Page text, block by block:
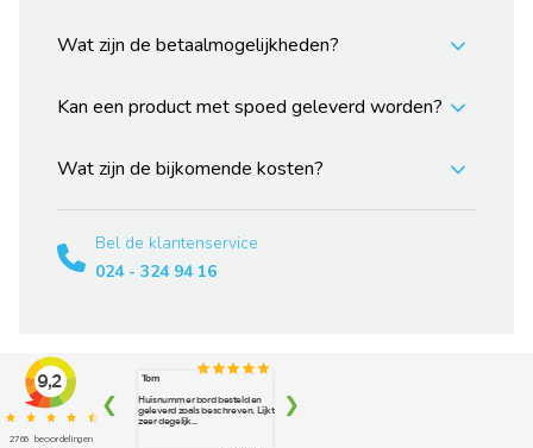
Wat zijn de betaalmogelijkheden?
Kan een product met spoed geleverd worden?
Wat zijn de bijkomende kosten?
Bel de klantenservice
024 - 324 94 16